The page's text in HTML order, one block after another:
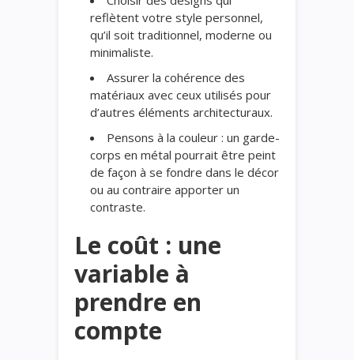
reflètent votre style personnel,
qu’il soit traditionnel, moderne ou
minimaliste.
Assurer la cohérence des
matériaux avec ceux utilisés pour
d’autres éléments architecturaux.
Pensons à la couleur : un garde-
corps en métal pourrait être peint
de façon à se fondre dans le décor
ou au contraire apporter un
contraste.
Le coût : une
variable à
prendre en
compte